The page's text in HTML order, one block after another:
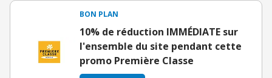
BON PLAN
10% de réduction IMMÉDIATE sur
l'ensemble du site pendant cette
promo Première Classe